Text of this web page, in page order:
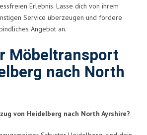
Erlebnis. Lasse dich von ihrem
Service überzeugen und fordere
Angebot an.
Möbeltransport
nach North
von Heidelberg nach North Ayrshire?